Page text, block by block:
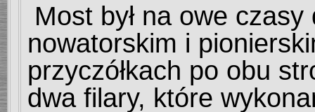
Most był na owe czasy
nowatorskim i
przyczółkach po obu
dwa filary, które